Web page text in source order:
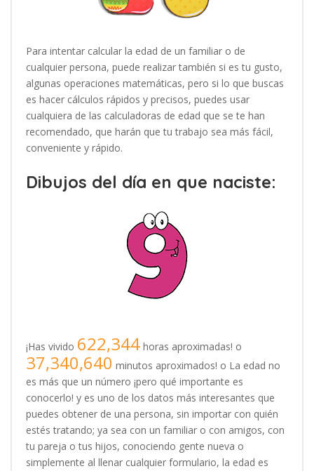
Para intentar calcular la edad de un familiar o de
cualquier persona, puede realizar también si es tu gusto,
algunas operaciones matemáticas, pero si lo que buscas
es hacer cálculos rápidos y precisos, puedes usar
cualquiera de las calculadoras de edad que se te han
recomendado, que harán que tu trabajo sea más fácil,
conveniente y rápido.
Dibujos del día en que naciste:
¡Has vivido 622,344 horas aproximadas! o
37,340,640 minutos aproximados! o La edad no
es más que un número ¡pero qué importante es
conocerlo! y es uno de los datos más interesantes que
puedes obtener de una persona, sin importar con quién
estés tratando; ya sea con un familiar o con amigos, con
tu pareja o tus hijos, conociendo gente nueva o
simplemente al llenar cualquier formulario, la edad es